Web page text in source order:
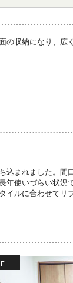
の収納になり、広
込まれました。間
年使いづらい状況
ルに合わせてリ